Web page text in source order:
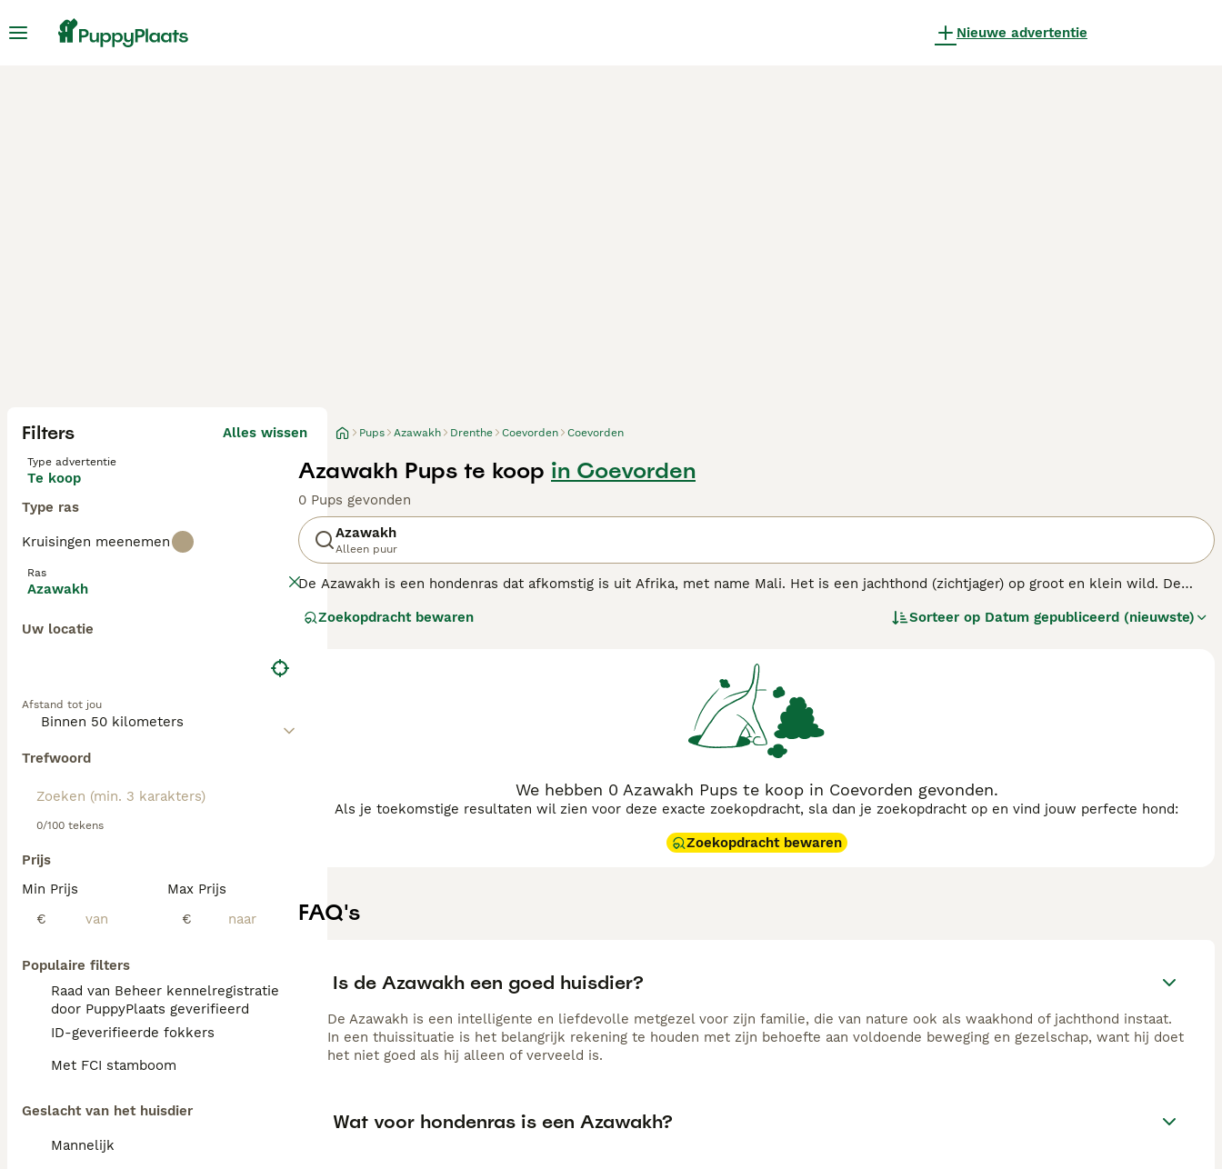
Nieuwe advertentie
Filters Alles wissen
Type advertentie
Te koop
Type ras
Kruisingen meenemen
Ras
Azawakh
Uw locatie
Afstand tot jou
Trefwoord
0/100 tekens
Prijs
Min Prijs
€
Max Prijs
€
Populaire filters
Raad van Beheer kennelregistratie
door PuppyPlaats geverifieerd
ID-geverifieerde fokkers
Met FCI stamboom
Geslacht van het huisdier
Mannelijk
Pups Azawakh Drenthe Coevorden Coevorden
Azawakh Pups te koop in Coevorden
0 Pups gevonden
Azawakh
Alleen puur
De Azawakh is een hondenras dat afkomstig is uit Afrika, met name Mali. Het is een jachthond (zichtjager) op groot en klein wild. De
Zoekopdracht bewaren Sorteer op Datum gepubliceerd (nieuwste)
We hebben 0 Azawakh Pups te koop in Coevorden gevonden.
Als je toekomstige resultaten wil zien voor deze exacte zoekopdracht, sla dan je zoekopdracht op en vind jouw perfecte hond:
Zoekopdracht bewaren
FAQ's
Is de Azawakh een goed huisdier?
De Azawakh is een intelligente en liefdevolle metgezel voor zijn familie, die van nature ook als waakhond of jachthond instaat.
In een thuissituatie is het belangrijk rekening te houden met zijn behoefte aan voldoende beweging en gezelschap, want hij doet
het niet goed als hij alleen of verveeld is.
Wat voor hondenras is een Azawakh?